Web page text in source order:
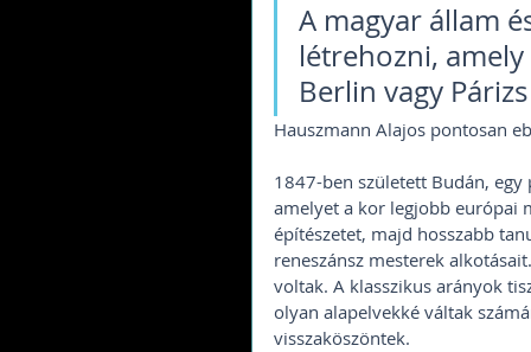
A magyar állam
létrehozni,
Berlin vagy
Hauszmann Alajos pontosan
1847-ben született Budán,
amelyet a kor legjobb európai
építészetet, majd hosszabb
reneszánsz mesterek
voltak. A klasszikus arányok
olyan alapelvekké váltak
visszaköszöntek.